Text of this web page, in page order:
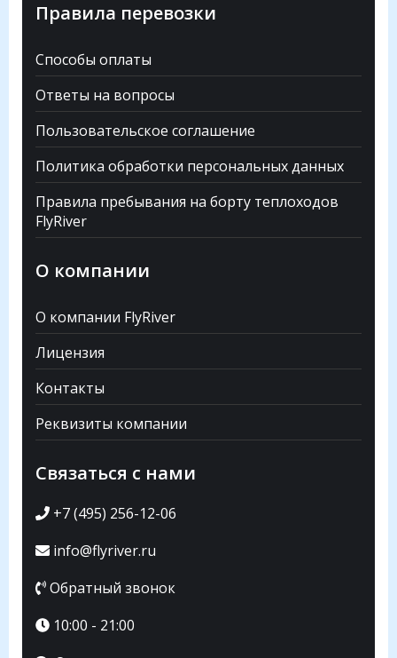
Правила перевозки
Способы оплаты
Ответы на вопросы
Пользовательское соглашение
Политика обработки персональных данных
Правила пребывания на борту теплоходов
FlyRiver
О компании
О компании FlyRiver
Лицензия
Контакты
Реквизиты компании
Связаться с нами
+7 (495) 256-12-06
info@flyriver.ru
Обратный звонок
10:00 - 21:00